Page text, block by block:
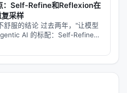
本身就是错的
Arrow写了一篇论文，
welfare economics of
结论后来被叫做Arrow的不
种完美的投票规则，能同时
：Self-Refine和Reflexion在
采样
服的结论 过去两年，"让模型
AI 的标配：Self-Refine、
Debate、Best-of-N with Self-